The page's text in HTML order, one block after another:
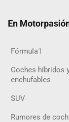
En
Fórmula1
Coches híbridos
enchufables
SUV
Rumores de